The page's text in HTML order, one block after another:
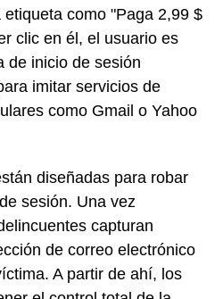
como "Paga 2,99 $
clic en él, el usuario es
de inicio de sesión
imitar servicios de
como Gmail o Yahoo
diseñadas para robar
sesión. Una vez
capturan
de correo electrónico
A partir de ahí, los